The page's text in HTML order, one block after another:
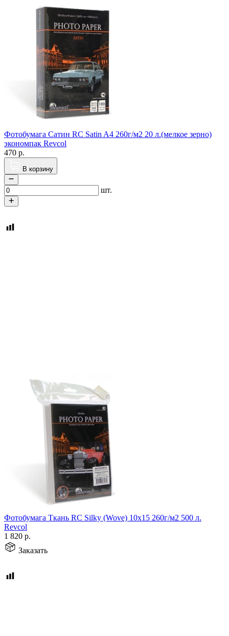
Фотобумага Сатин RC Satin A4 260г/м2 20 л.(мелкое зерно)
экономпак Revcol
470 р.
В корзину
шт.
Фотобумага Ткань RC Silky (Wove) 10х15 260г/м2 500 л.
Revcol
1 820 р.
Заказать